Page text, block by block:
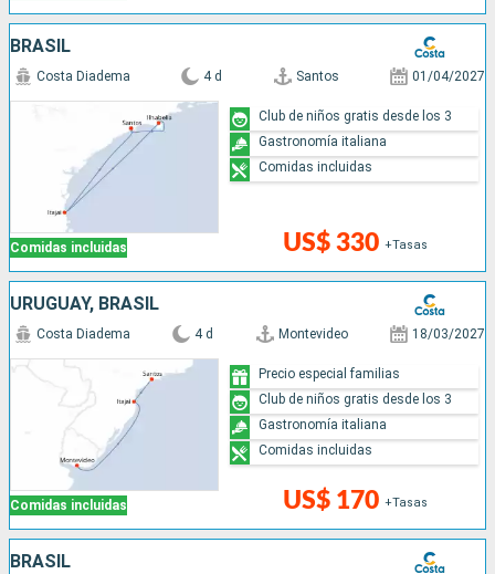
BRASIL
Comidas incluidas
Costa Diadema 4 d Santos 01/04/2027
US$ 330 +Tasas
Club de niños gratis desde los 3
Gastronomía italiana
Comidas incluidas
URUGUAY, BRASIL
Comidas incluidas
Costa Diadema 4 d Montevideo 18/03/2027
US$ 170 +Tasas
Precio especial familias
Club de niños gratis desde los 3
Gastronomía italiana
Comidas incluidas
BRASIL